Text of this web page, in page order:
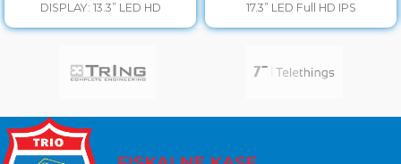
DISPLAY: 13.3” LED HD
17.3” LED Full HD IPS